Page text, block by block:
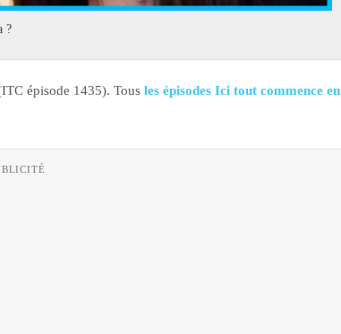
?
épisode 1435). Tous les épisodes Ici tout commence en